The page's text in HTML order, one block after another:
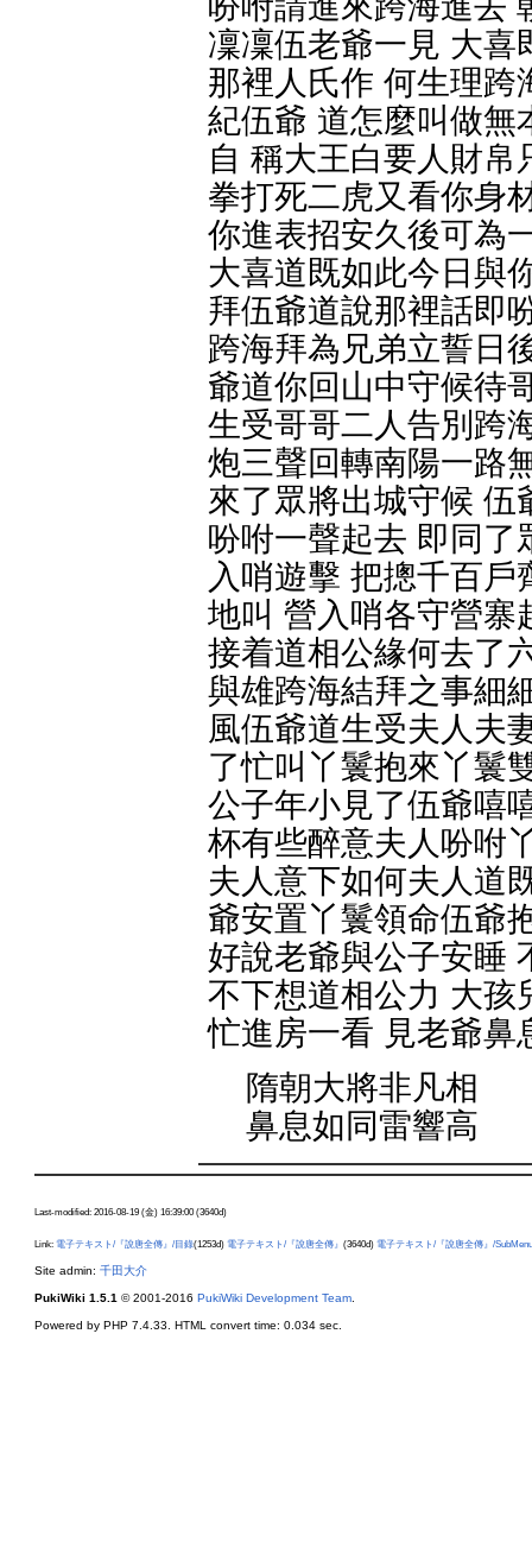
凜凜伍老爺一見 大喜
那裡人氏作 何生理跨
紀伍爺 道怎麼叫做無
自 稱大王白要人財
拳打死二虎又看你身
你進表招安久後可為
大喜道既如此今日與
拜伍爺道說那裡話即
跨海拜為兄弟立誓日
爺道你回山中守候待
生受哥哥二人告別跨
炮三聲回轉南陽一路
來了眾將出城守候 伍
吩咐一聲起去 即同了
入哨遊擊 把摠千百
地叫 營入哨各守營寨
接着道相公緣何去了
與雄跨海結拜之事細
風伍爺道生受夫人夫
了忙叫丫鬟抱來丫鬟
公子年小見了伍爺嘻
杯有些醉意夫人吩咐
夫人意下如何夫人道
爺安置丫鬟領命伍爺
好說老爺與公子安睡
不下想道相公力 大孩
忙進房一看 見老爺鼻
隋朝大將非凡相
鼻息如同雷響高
Last-modified: 2016-08-19 (金) 16:39:00 (3640d)
Link: 電子テキスト/『說唐全傳』/目錄(1253d) 電子テキスト/『說唐全傳』 (3640d) 電子テキスト/『說唐全傳』/SubMenu
Site admin: 千田大介
PukiWiki 1.5.1 © 2001-2016 PukiWiki Development Team
Powered by PHP 7.4.33. HTML convert time: 0.034 sec.